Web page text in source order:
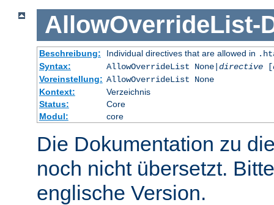
AllowOverrideList-
Beschreibung: Individual directives that are allowed in
Syntax:
AllowOverrideList None| directive[
Voreinstellung: AllowOverrideList None
Kontext:
Verzeichnis
Status:
Core
Modul:
core
Die Dokumentation zu
noch nicht übersetzt.
englische Version.